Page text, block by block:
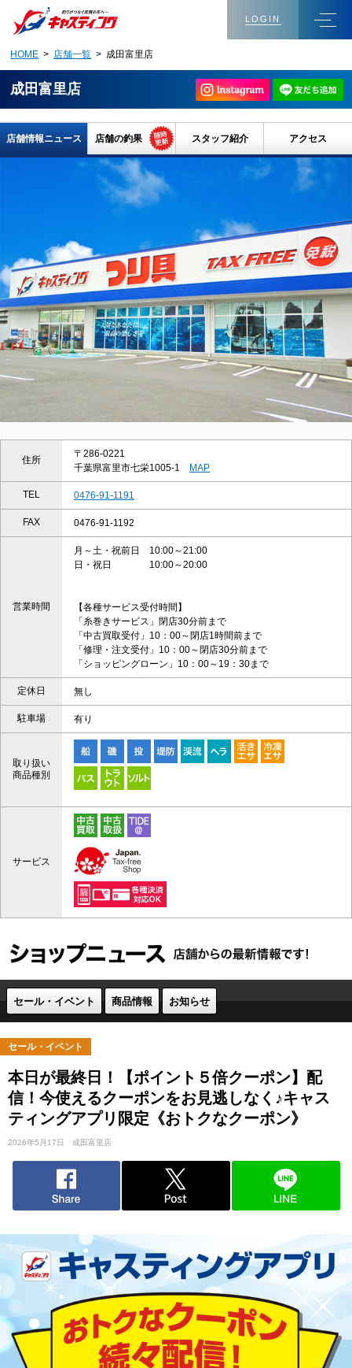
LOGIN
HOME > 店舗一覧 > 成田富里店
成田富里店
店舗情報ニュース 店舗の釣果 スタッフ紹介 アクセス
住所
〒286-0221
千葉県富里市七栄1005-1
MAP
TEL 0476-91-1191
FAX 0476-91-1192
営業時間
月～土・祝前日 10:00～21:00
日・祝日 10:00～20:00
【各種サービス受付時間】
「糸巻きサービス」閉店30分前まで
「中古買取受付」10：00～閉店1時間前まで
「修理・注文受付」10：00～閉店30分前まで
「ショッピングローン」10：00～19：30まで
定休日 無し
駐車場 有り
取り扱い
商品種別
サービス
セール・イベント 商品情報 お知らせ
セール・イベント
本日が最終日！【ポイント５倍クーポン】配
信！今使えるクーポンをお見逃しなく♪キャス
ティングアプリ限定《おトクなクーポン》
2026年5月17日 成田富里店